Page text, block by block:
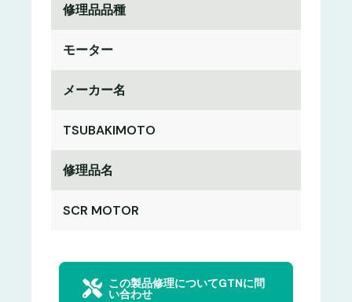
修理品品種
モーター
メーカー名
TSUBAKIMOTO
修理品名
SCR MOTOR
この製品修理についてGTNに問
い合わせ